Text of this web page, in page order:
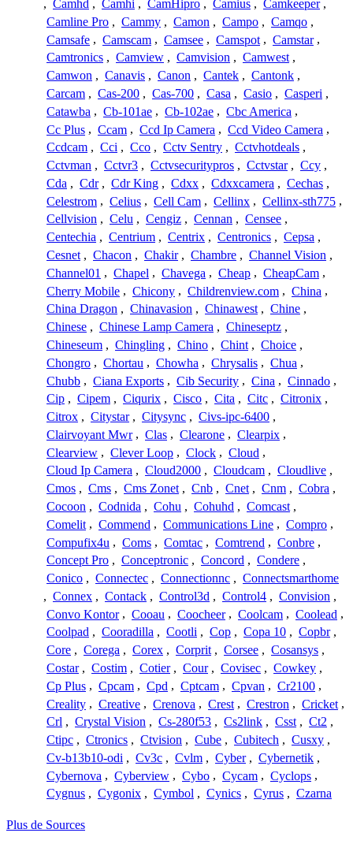
, Camhd , Camhi , CamHipro , Camius , Camkeeper ,
Camline Pro , Cammy , Camon , Campo , Camqo ,
Camsafe , Camscam , Camsee , Camspot , Camstar ,
Camtronics , Camview , Camvision , Camwest ,
Camwon , Canavis , Canon , Cantek , Cantonk ,
Carcam , Cas-200 , Cas-700 , Casa , Casio , Casperi ,
Catawba , Cb-101ae , Cb-102ae , Cbc America ,
Cc Plus , Ccam , Ccd Ip Camera , Ccd Video Camera ,
Ccdcam , Cci , Cco , Cctv Sentry , Cctvhotdeals ,
Cctvman , Cctvr3 , Cctvsecuritypros , Cctvstar , Ccy ,
Cda , Cdr , Cdr King , Cdxx , Cdxxcamera , Cechas ,
Celestrom , Celius , Cell Cam , Cellinx , Cellinx-sth775 ,
Cellvision , Celu , Cengiz , Cennan , Censee ,
Centechia , Centrium , Centrix , Centronics , Cepsa ,
Cesnet , Chacon , Chakir , Chambre , Channel Vision ,
Channel01 , Chapel , Chavega , Cheap , CheapCam ,
Cherry Mobile , Chicony , Childrenview.com , China ,
China Dragon , Chinavasion , Chinawest , Chine ,
Chinese , Chinese Lamp Camera , Chineseptz ,
Chineseum , Chingling , Chino , Chint , Choice ,
Chongro , Chortau , Chowha , Chrysalis , Chua ,
Chubb , Ciana Exports , Cib Security , Cina , Cinnado ,
Cip , Cipem , Ciqurix , Cisco , Cita , Citc , Citronix ,
Citrox , Citystar , Citysync , Civs-ipc-6400 ,
Clairvoyant Mwr , Clas , Clearone , Clearpix ,
Clearview , Clever Loop , Clock , Cloud ,
Cloud Ip Camera , Cloud2000 , Cloudcam , Cloudlive ,
Cmos , Cms , Cms Zonet , Cnb , Cnet , Cnm , Cobra ,
Cocoon , Codnida , Cohu , Cohuhd , Comcast ,
Comelit , Commend , Communications Line , Compro ,
Compufix4u , Coms , Comtac , Comtrend , Conbre ,
Concept Pro , Conceptronic , Concord , Condere ,
Conico , Connectec , Connectionnc , Connectsmarthome
, Connex , Contack , Control3d , Control4 , Convision ,
Convo Kontor , Cooau , Coocheer , Coolcam , Coolead ,
Coolpad , Cooradilla , Cootli , Cop , Copa 10 , Copbr ,
Core , Corega , Corex , Corprit , Corsee , Cosansys ,
Costar , Costim , Cotier , Cour , Covisec , Cowkey ,
Cp Plus , Cpcam , Cpd , Cptcam , Cpvan , Cr2100 ,
Creality , Creative , Crenova , Crest , Crestron , Cricket ,
Crl , Crystal Vision , Cs-280f53 , Cs2link , Csst , Ct2 ,
Ctipc , Ctronics , Ctvision , Cube , Cubitech , Cusxy ,
Cv-b13b10-odi , Cv3c , Cvlm , Cyber , Cybernetik ,
Cybernova , Cyberview , Cybo , Cycam , Cyclops ,
Cygnus , Cygonix , Cymbol , Cynics , Cyrus , Czarna
Plus de Sources